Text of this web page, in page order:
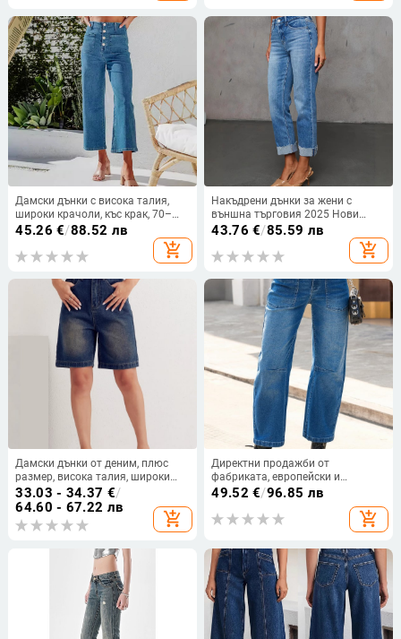
Дамски дънки с висока талия,
широки крачоли, къс крак, 70–
80% памук, пясъчно пране
45.26 €/88.52 лв
add_shopping_cart
Накъдрени дънки за жени с
външна търговия 2025 Нови
трансгранични еластични
панталони с котешки щипки,
измити модни ежедневни дънки
43.76 €/85.59 лв
add_shopping_cart
Дамски дънки от деним, плюс
размер, висока талия, широки
крачоли, Five-Point дължина,
distressed
33.03 - 34.37 €/
64.60 - 67.22 лв
add_shopping_cart
Директни продажби от
фабриката, европейски и
американски ретро
деконструирани работни дрехи с
нашивка, измити извити дънки с
49.52 €/96.85 лв
add_shopping_cart